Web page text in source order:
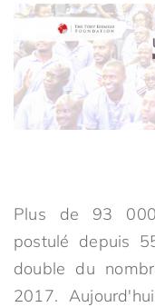
Plus de 93 000
postulé depuis
double du
2017.